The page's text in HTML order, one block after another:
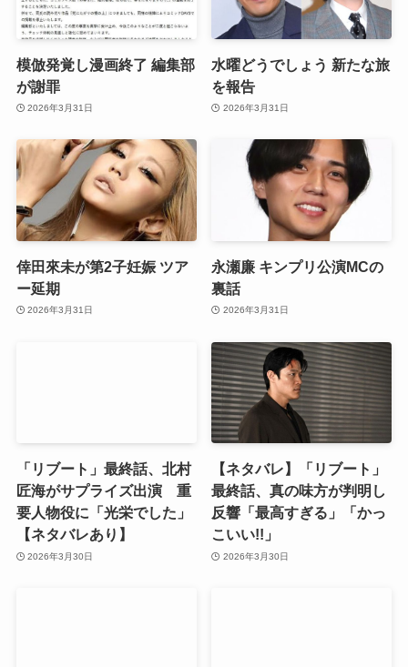
模倣発覚し漫画終了 編集部
が謝罪
2026年3月31日
水曜どうでしょう 新たな旅
を報告
2026年3月31日
倖田來未が第2子妊娠 ツア
ー延期
2026年3月31日
永瀬廉 キンプリ公演MCの
裏話
2026年3月31日
「リブート」最終話、北村
匠海がサプライズ出演 重
要人物役に「光栄でした」
【ネタバレあり】
2026年3月30日
【ネタバレ】「リブート」
最終話、真の味方が判明し
反響「最高すぎる」「かっ
こいい!!」
2026年3月30日